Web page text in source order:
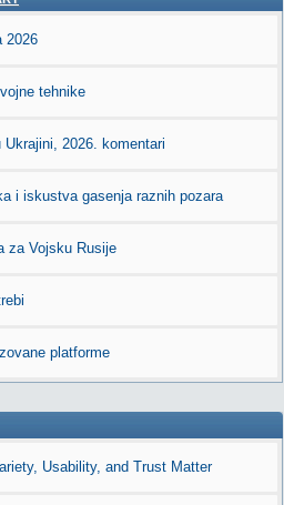
2026
tehnike
2026. komentari
i iskustva gasenja raznih pozara
za Vojsku Rusije
platforme
Usability, and Trust Matter